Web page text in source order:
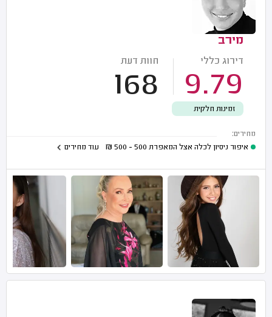
מירב
דירוג כללי
9.79
חוות דעת
168
זמינות חלקית
מחירים:
איפור ניסיון לכלה אצל המאפרת 500 - 500
₪ עוד מחירים